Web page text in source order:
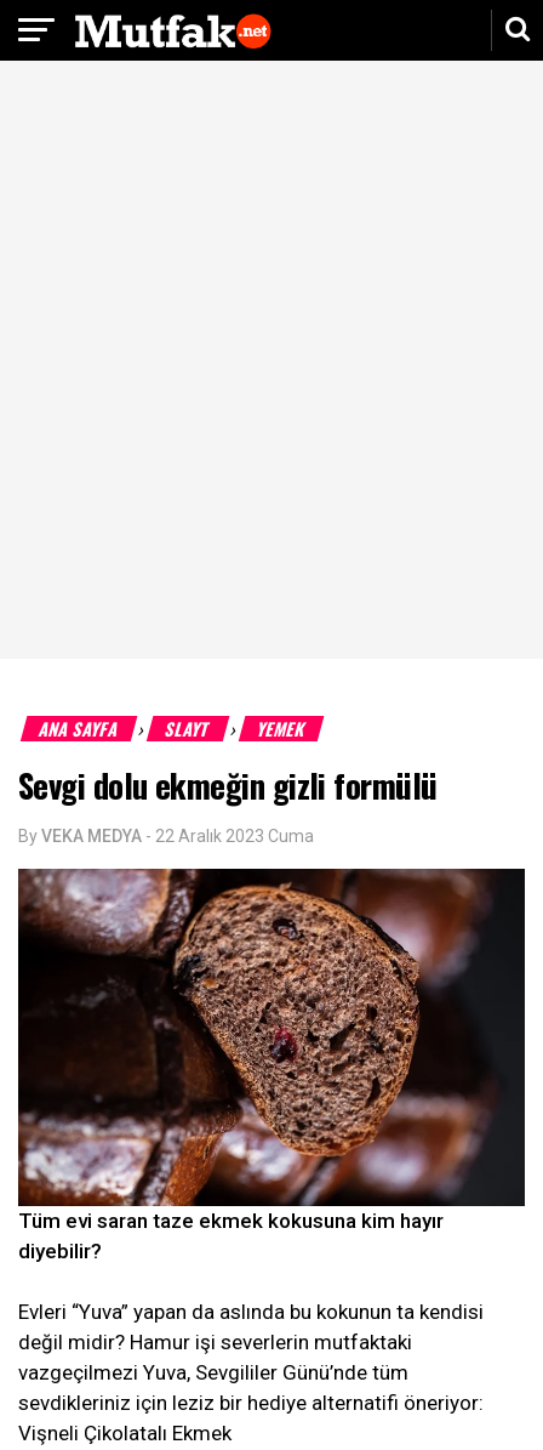
ANA SAYFA › SLAYT › YEMEK
Sevgi dolu ekmeğin gizli formülü
ByVEKA MEDYA - 22 Aralık 2023 Cuma
Tüm evi saran taze ekmek kokusuna kim hayır
diyebilir?
Evleri “Yuva” yapan da aslında bu kokunun ta kendisi
değil midir? Hamur işi severlerin mutfaktaki
vazgeçilmezi Yuva, Sevgililer Günü’nde tüm
sevdikleriniz için leziz bir hediye alternatifi öneriyor:
Vişneli Çikolatalı Ekmek